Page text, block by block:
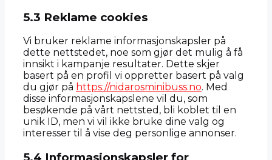
5.3 Reklame cookies
Vi bruker reklame informasjonskapsler på
dette nettstedet, noe som gjør det mulig å få
innsikt i kampanje resultater. Dette skjer
basert på en profil vi oppretter basert på valg
du gjør på https://nidarosminibuss.no. Med
disse informasjonskapslene vil du, som
besøkende på vårt nettsted, bli koblet til en
unik ID, men vi vil ikke bruke dine valg og
interesser til å vise deg personlige annonser.